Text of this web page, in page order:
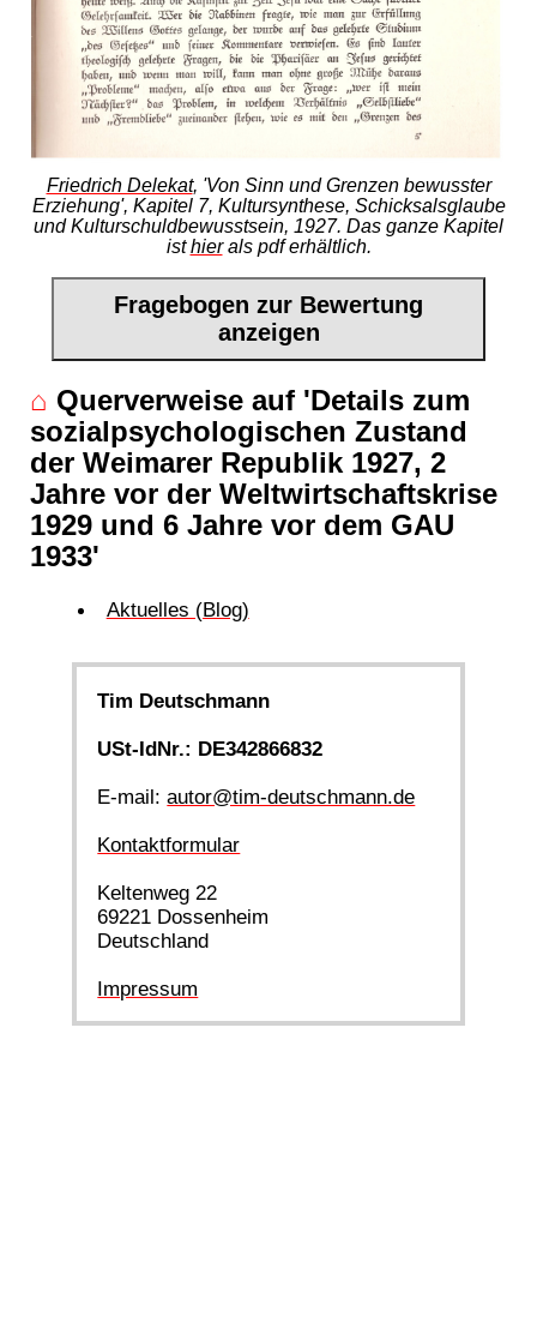
Friedrich Delekat, 'Von Sinn und Grenzen bewusster
Erziehung', Kapitel 7, Kultursynthese, Schicksalsglaube
und Kulturschuldbewusstsein, 1927. Das ganze Kapitel
isthierals pdf erhältlich.
Fragebogen zur Bewertung
anzeigen
⌂ Querverweise auf 'Details zum
sozialpsychologischen Zustand
der Weimarer Republik 1927, 2
Jahre vor der Weltwirtschaftskrise
1929 und 6 Jahre vor dem GAU
1933'
Aktuelles (Blog)
Tim Deutschmann
USt-IdNr.: DE342866832
E-mail:autor@tim-deutschmann.de
Kontaktformular
Keltenweg 22
69221 Dossenheim
Deutschland
Impressum